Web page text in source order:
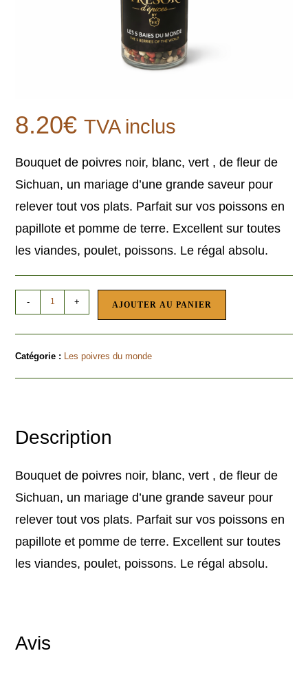
8.20€ TVA inclus
Bouquet de poivres noir, blanc, vert , de fleur de
Sichuan, un mariage d’une grande saveur pour
relever tout vos plats. Parfait sur vos poissons en
papillote et pomme de terre. Excellent sur toutes
les viandes, poulet, poissons. Le régal absolu.
- + AJOUTER AU PANIER
Catégorie : Les poivres du monde
Description
Bouquet de poivres noir, blanc, vert , de fleur de
Sichuan, un mariage d’une grande saveur pour
relever tout vos plats. Parfait sur vos poissons en
papillote et pomme de terre. Excellent sur toutes
les viandes, poulet, poissons. Le régal absolu.
Avis